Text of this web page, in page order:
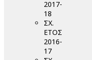
2017-
18
ΣΧ.
ΕΤΟΣ
2016-
17